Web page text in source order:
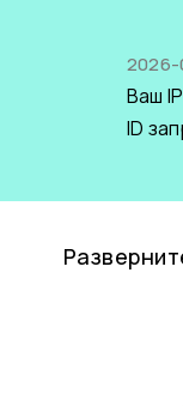
2026-
Ваш
ID